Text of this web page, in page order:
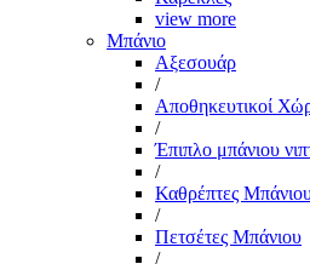
view more
Μπάνιο
Αξεσουάρ
/
Αποθηκευτικοί
/
Έπιπλο μπάνιου
/
Καθρέπτες
/
Πετσέτες Μπάνιου
/